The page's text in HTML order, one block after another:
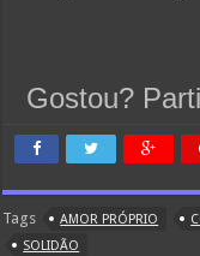
Gostou?
Tags AMOR PRÓPRIO
SOLIDÃO